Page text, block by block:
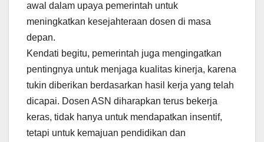
awal dalam upaya pemerintah untuk
meningkatkan kesejahteraan dosen di masa
depan.
Kendati begitu, pemerintah juga mengingatkan
pentingnya untuk menjaga kualitas kinerja, karena
tukin diberikan berdasarkan hasil kerja yang telah
dicapai. Dosen ASN diharapkan terus bekerja
keras, tidak hanya untuk mendapatkan insentif,
tetapi untuk kemajuan pendidikan dan